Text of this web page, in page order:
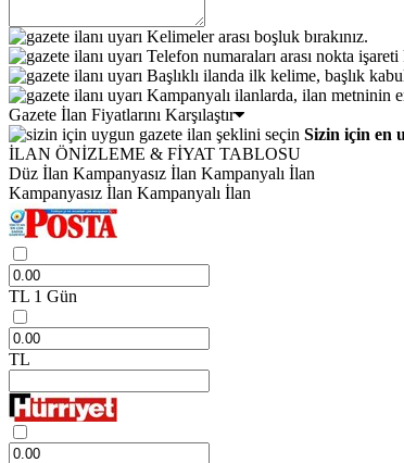
Kelimeler arası boşluk bırakınız.
Telefon numaraları arası nokta
Başlıklı ilanda ilk kelime, başlık
Kampanyalı ilanlarda, ilan metninin
Gazete İlan Fiyatlarını Karşılaştır
Sizin için en
İLAN ÖNİZLEME & FİYAT TABLOSU
Düz İlan Kampanyasız İlan Kampanyalı İlan
Kampanyasız İlan Kampanyalı İlan
TL 1 Gün
TL